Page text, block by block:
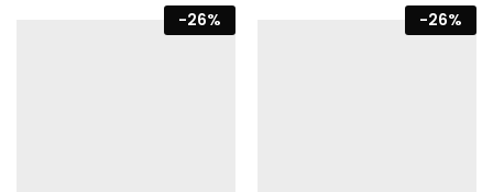
-26% -26%